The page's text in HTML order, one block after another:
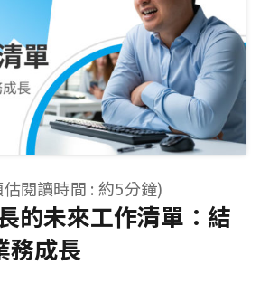
估閱讀時間 : 約5分鐘)
的未來工作清單：結
務成長